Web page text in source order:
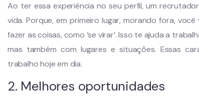
Ao ter essa experiência no seu perfil, um
vida. Porque, em primeiro lugar, morando fora,
fazer as coisas, como ‘se virar’. Isso te ajuda a
mas também com lugares e situações. Essas
trabalho hoje em dia.
2. Melhores oportunidades